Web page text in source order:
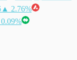
▲ 2.76%